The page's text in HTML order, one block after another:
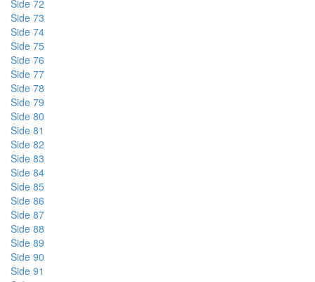
Side 72
Side 73
Side 74
Side 75
Side 76
Side 77
Side 78
Side 79
Side 80
Side 81
Side 82
Side 83
Side 84
Side 85
Side 86
Side 87
Side 88
Side 89
Side 90
Side 91